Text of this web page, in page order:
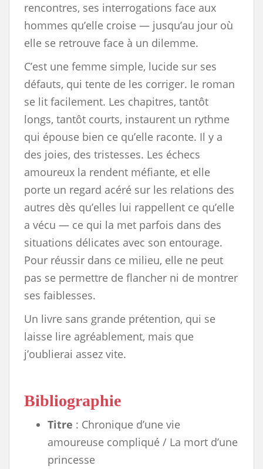
rencontres, ses interrogations face aux
hommes qu’elle croise — jusqu’au jour où
elle se retrouve face à un dilemme.
C’est une femme simple, lucide sur ses
défauts, qui tente de les corriger. le roman
se lit facilement. Les chapitres, tantôt
longs, tantôt courts, instaurent un rythme
qui épouse bien ce qu’elle raconte. Il y a
des joies, des tristesses. Les échecs
amoureux la rendent méfiante, et elle
porte un regard acéré sur les relations des
autres dès qu’elles lui rappellent ce qu’elle
a vécu — ce qui la met parfois dans des
situations délicates avec son entourage.
Pour réussir dans ce milieu, elle ne peut
pas se permettre de flancher ni de montrer
ses faiblesses.
Un livre sans grande prétention, qui se
laisse lire agréablement, mais que
j’oublierai assez vite.
Bibliographie
Titre : Chronique d’une vie
amoureuse compliqué / La mort d’une
princesse